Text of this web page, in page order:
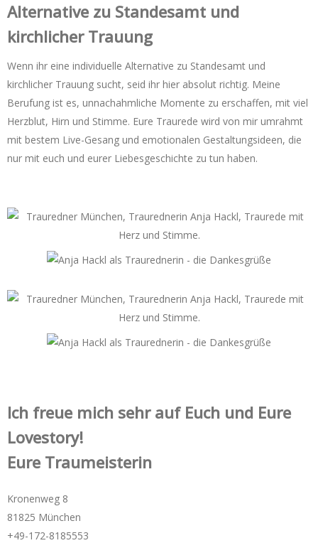
Alternative zu Standesamt und
kirchlicher Trauung
Wenn ihr eine individuelle Alternative zu Standesamt und
kirchlicher Trauung sucht, seid ihr hier absolut richtig. Meine
Berufung ist es, unnachahmliche Momente zu erschaffen, mit viel
Herzblut, Hirn und Stimme. Eure Traurede wird von mir umrahmt
mit bestem Live-Gesang und emotionalen Gestaltungsideen, die
nur mit euch und eurer Liebesgeschichte zu tun haben.
Ich freue mich sehr auf Euch und Eure
Lovestory!
Eure Traumeisterin
Kronenweg 8
81825 München
+49-172-­8185553